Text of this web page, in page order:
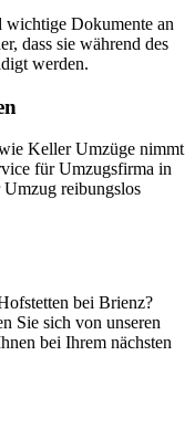
wichtige Dokumente an
dass sie während des
werden.
Keller Umzüge nimmt
für Umzugsfirma in
reibungslos
bei Brienz?
Sie sich von unseren
bei Ihrem nächsten